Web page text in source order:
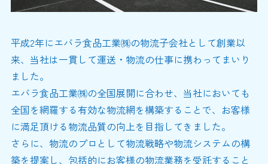
平成2年にエバラ食品工業㈱の物流子会社として創業以
来、当社は一貫して運送・物流の仕事に携わってまいり
ました。
エバラ食品工業㈱の全国展開に合わせ、当社においても
全国を網羅する有効な物流網を構築することで、お客様
に満足頂ける物流品質の向上を目指してきました。
さらに、物流のプロとして物流戦略や物流システムの構
築を提案し、包括的にお客様の物流業務を受託すること